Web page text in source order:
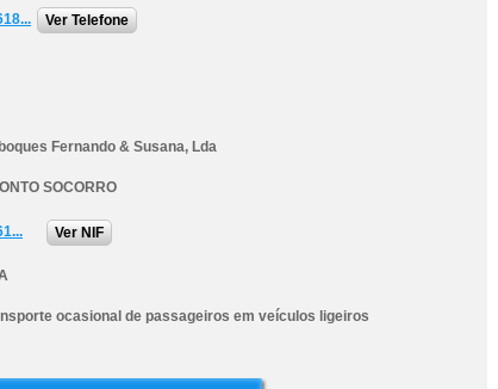
Ver Telefone
Fernando & Susana, Lda
SOCORRO
Ver NIF
ocasional de passageiros em veículos ligeiros